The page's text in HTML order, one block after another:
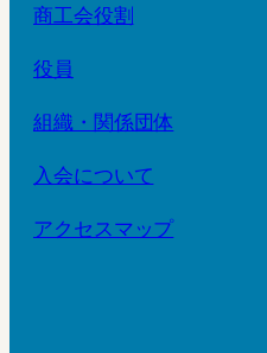
商工会役割
役員
組織・関係団体
入会について
アクセスマップ